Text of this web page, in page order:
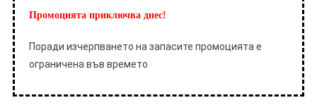
Промоцията приключва днес!
Поради изчерпването на запасите промоцията е
ограничена във времето